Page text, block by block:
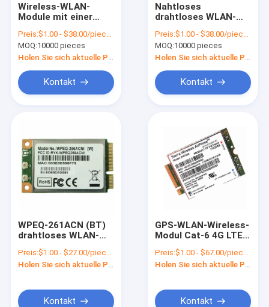
Wireless-WLAN-
Module mit einer
100 m Kompatibel
mit den meisten
Betriebssystemen
und integrierte PCB-
Antenne
Preis:$1.00 - $38.00/pieces
MOQ:10000 pieces
Kontakt
Nahtloses
drahtloses WLAN-
RTL8188FTV-Chipset
und eingebauter
PCB-Antenne
Preis:$1.00 - $38.00/pieces
MOQ:10000 pieces
Kontakt
WPEQ-261ACN (BT)
drahtloses WLAN-
PCIE-Typ
Preis:$1.00 - $27.00/pieces
Kontakt
GPS-WLAN-Wireless-
Modul Cat-6 4G LTE
Wireless AirPrime
Preis:$1.00 - $67.00/pieces
Kontakt